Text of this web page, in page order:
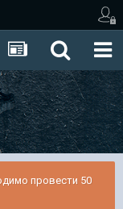
провести 50